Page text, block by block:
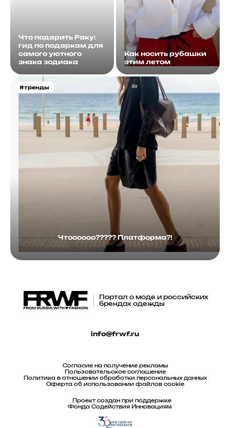
Что подарить Раку:
гид по подаркам для
самого уютного
знака зодиака
Как носить рубашки
этим летом
#тренды
Чтоооооо????? Платформа?!
Портал о моде и российских
брендах одежды
info@frwf.ru
Согласие на получение рекламы
Пользовательское соглашение
Политика в отношении обработки персональных данных
Оферта об использовании файлов cookie
Проект создан при поддержке
Фонда Содействия Инновациям